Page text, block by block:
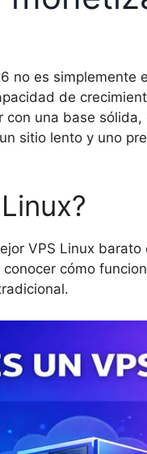
no es simplemente
de
con una base
sitio lento y uno
VPS Linux
cómo